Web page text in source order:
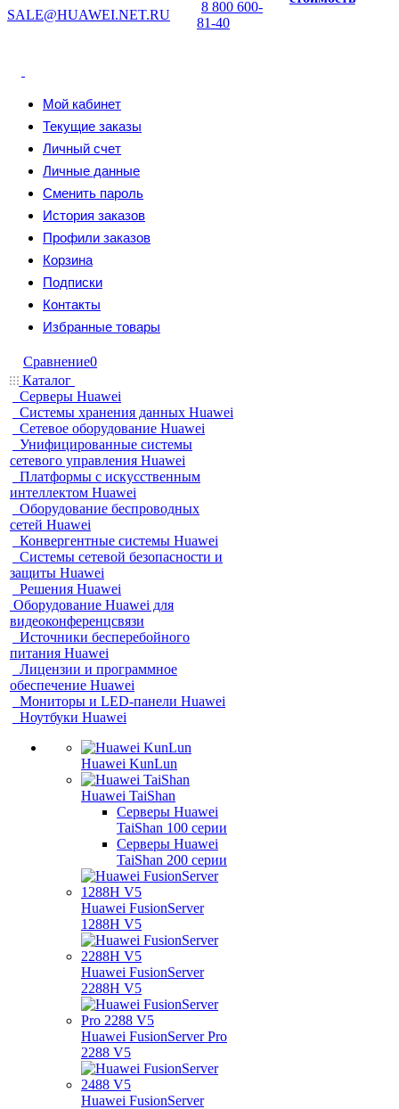
SALE@HUAWEI.NET.RU
8 800 600-
81-40
Мой кабинет
Текущие заказы
Личный счет
Личные данные
Сменить пароль
История заказов
Профили заказов
Корзина
Подписки
Контакты
Избранные товары
Сравнение0
Каталог
Серверы Huawei
Системы хранения данных Huawei
Сетевое оборудование Huawei
Унифицированные системы
сетевого управления Huawei
Платформы с искусственным
интеллектом Huawei
Оборудование беспроводных
сетей Huawei
Конвергентные системы Huawei
Системы сетевой безопасности и
защиты Huawei
Решения Huawei
Оборудование Huawei для
видеоконференцсвязи
Источники бесперебойного
питания Huawei
Лицензии и программное
обеспечение Huawei
Мониторы и LED-панели Huawei
Ноутбуки Huawei
Huawei KunLun
Huawei TaiShan
Серверы Huawei
TaiShan 100 серии
Серверы Huawei
TaiShan 200 серии
Huawei FusionServer
1288H V5
Huawei FusionServer
2288H V5
Huawei FusionServer Pro
2288 V5
Huawei FusionServer